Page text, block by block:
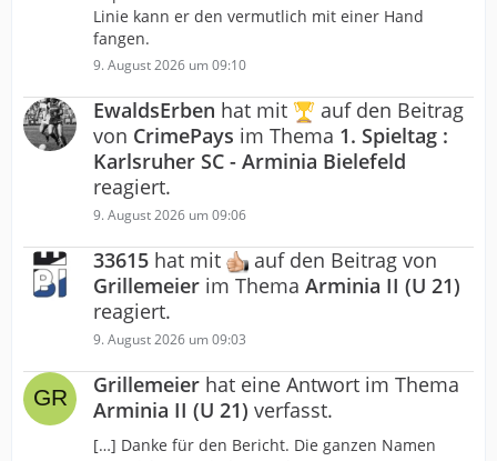
Linie kann er den vermutlich mit einer Hand
fangen.
9. August 2026 um 09:10
EwaldsErben hat mit
auf den Beitrag
von CrimePays im Thema 1. Spieltag :
Karlsruher SC - Arminia Bielefeld
reagiert.
9. August 2026 um 09:06
33615 hat mit
auf den Beitrag von
Grillemeier im Thema Arminia II (U 21)
reagiert.
9. August 2026 um 09:03
Grillemeier hat eine Antwort im Thema
Arminia II (U 21) verfasst.
[…] Danke für den Bericht. Die ganzen Namen